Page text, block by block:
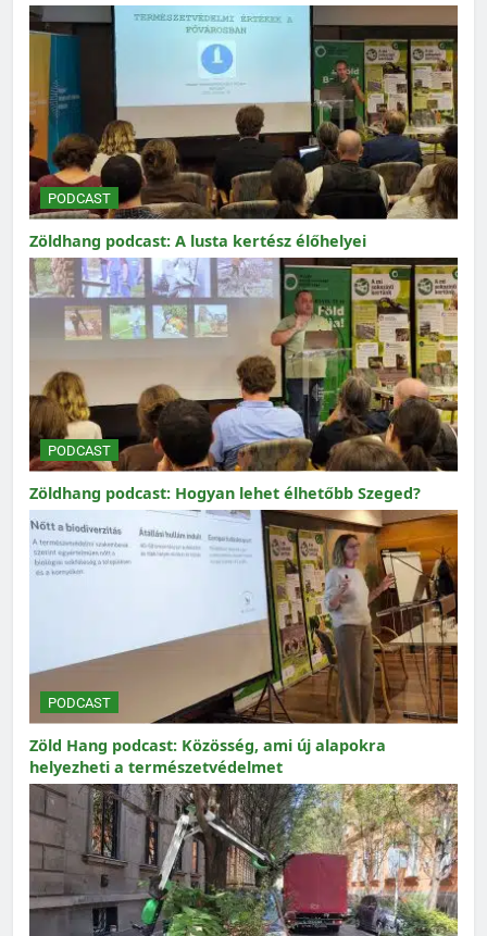
PODCAST
Zöldhang podcast: A lusta kertész élőhelyei
PODCAST
Zöldhang podcast: Hogyan lehet élhetőbb Szeged?
PODCAST
Zöld Hang podcast: Közösség, ami új alapokra
helyezheti a természetvédelmet